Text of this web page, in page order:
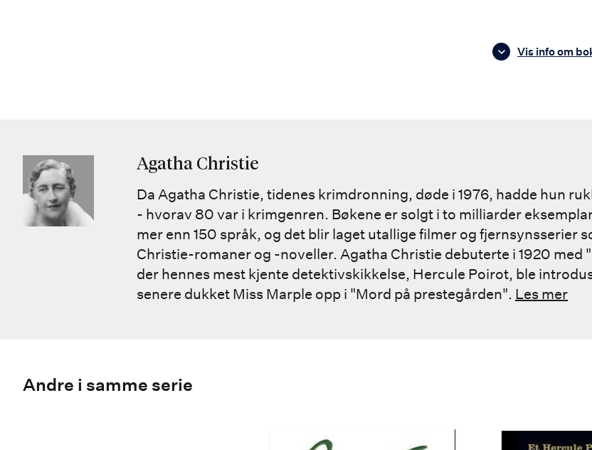
Vis info om
Agatha Christie
Da Agatha Christie, tidenes krimdronning, døde i 1976, hadde hun
- hvorav 80 var i krimgenren. Bøkene er solgt i to milliarder
mer enn 150 språk, og det blir laget utallige filmer og fjernsynsserier
Christie-romaner og -noveller. Agatha Christie debuterte i 1920 med
der hennes mest kjente detektivskikkelse, Hercule Poirot, ble
senere dukket Miss Marple opp i "Mord på prestegården". Les mer
Andre i samme serie